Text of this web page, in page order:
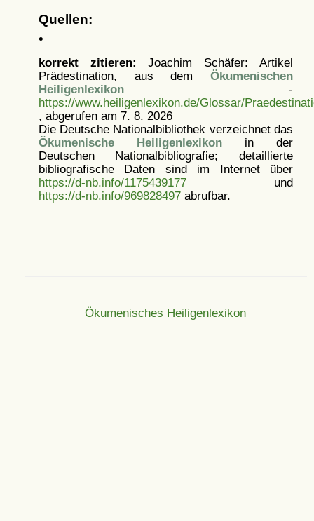
Quellen:
•
korrekt zitieren: Joachim Schäfer: Artikel
Prädestination, aus dem Ökumenischen
Heiligenlexikon-
https://www.heiligenlexikon.de/Glossar/
, abgerufen am 7. 8. 2026
Die Deutsche Nationalbibliothek verzeichnet das
Ökumenische Heiligenlexikonin der
Deutschen Nationalbibliografie; detaillierte
bibliografische Daten sind im Internet über
https://d-nb.info/1175439177und
https://d-nb.info/969828497abrufbar.
Ökumenisches Heiligenlexikon